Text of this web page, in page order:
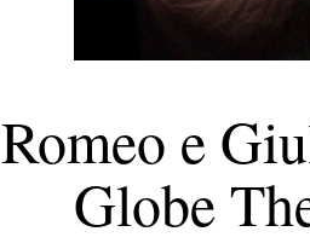
Romeo e
Globe